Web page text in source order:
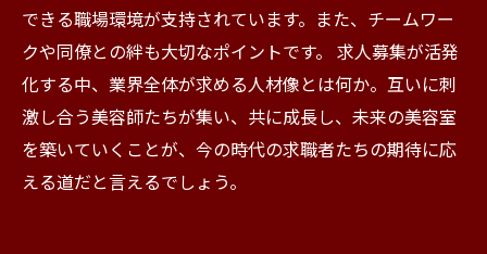
できる職場環境が支持されています。また、チームワー
クや同僚との絆も大切なポイントです。 求人募集が活発
化する中、業界全体が求める人材像とは何か。互いに刺
激し合う美容師たちが集い、共に成長し、未来の美容室
を築いていくことが、今の時代の求職者たちの期待に応
える道だと言えるでしょう。